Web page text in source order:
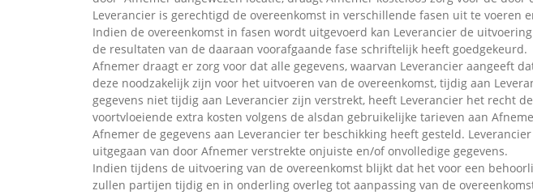
Leverancier is gerechtigd de overeenkomst in verschillende fasen uit te
Indien de overeenkomst in fasen wordt uitgevoerd kan Leverancier de
de resultaten van de daaraan voorafgaande fase schriftelijk heeft goedgekeurd.
Afnemer draagt er zorg voor dat alle gegevens, waarvan Leverancier aangeeft
deze noodzakelijk zijn voor het uitvoeren van de overeenkomst, tijdig aan
gegevens niet tijdig aan Leverancier zijn verstrekt, heeft Leverancier het recht
voortvloeiende extra kosten volgens de alsdan gebruikelijke tarieven aan
Afnemer de gegevens aan Leverancier ter beschikking heeft gesteld.
uitgegaan van door Afnemer verstrekte onjuiste en/of onvolledige gegevens.
Indien tijdens de uitvoering van de overeenkomst blijkt dat het voor een
zullen partijen tijdig en in onderling overleg tot aanpassing van de